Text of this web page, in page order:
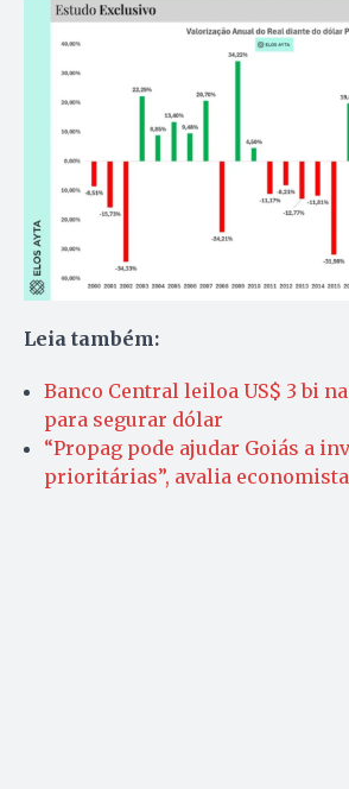
Leia também:
Banco Central leiloa US$ 3 bi
para segurar dólar
“Propag pode ajudar Goiás a
prioritárias”, avalia